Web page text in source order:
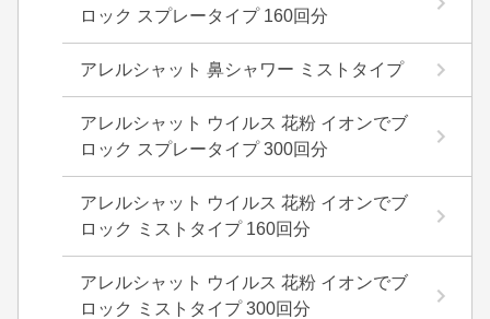
ロック スプレータイプ 160回分
アレルシャット 鼻シャワー ミストタイプ
アレルシャット ウイルス 花粉 イオンでブ
ロック スプレータイプ 300回分
アレルシャット ウイルス 花粉 イオンでブ
ロック ミストタイプ 160回分
アレルシャット ウイルス 花粉 イオンでブ
ロック ミストタイプ 300回分